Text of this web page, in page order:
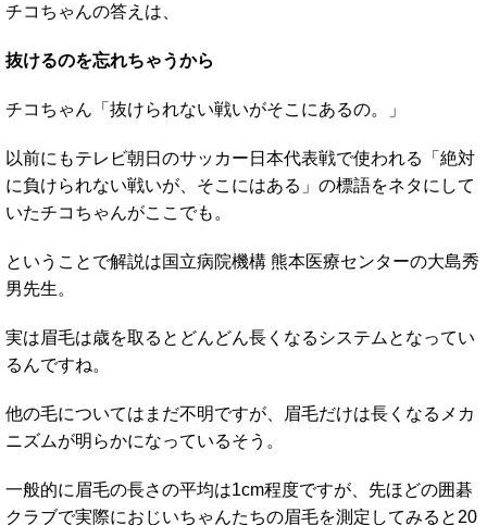
チコちゃんの答えは、
抜けるのを忘れちゃうから
チコちゃん「抜けられない戦いがそこにあるの。」
以前にもテレビ朝日のサッカー日本代表戦で使われる「絶対
に負けられない戦いが、そこにはある」の標語をネタにして
いたチコちゃんがここでも。
ということで解説は国立病院機構 熊本医療センターの大島秀
男先生。
実は眉毛は歳を取るとどんどん長くなるシステムとなってい
るんですね。
他の毛についてはまだ不明ですが、眉毛だけは長くなるメカ
ニズムが明らかになっているそう。
一般的に眉毛の長さの平均は1cm程度ですが、先ほどの囲碁
クラブで実際におじいちゃんたちの眉毛を測定してみると20